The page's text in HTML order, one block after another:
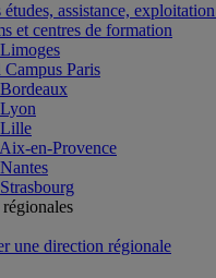
études, assistance,
et centres de formation
Paris
en-Provence
une direction régionale